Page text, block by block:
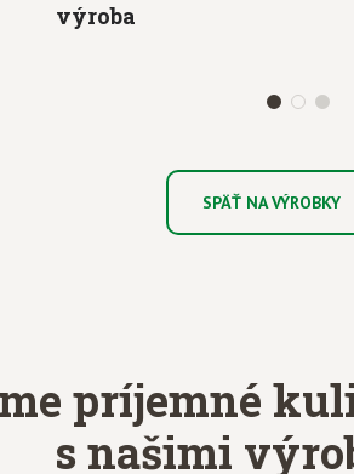
výroba
SPÄŤ NA VÝROBKY
príjemné
s našimi